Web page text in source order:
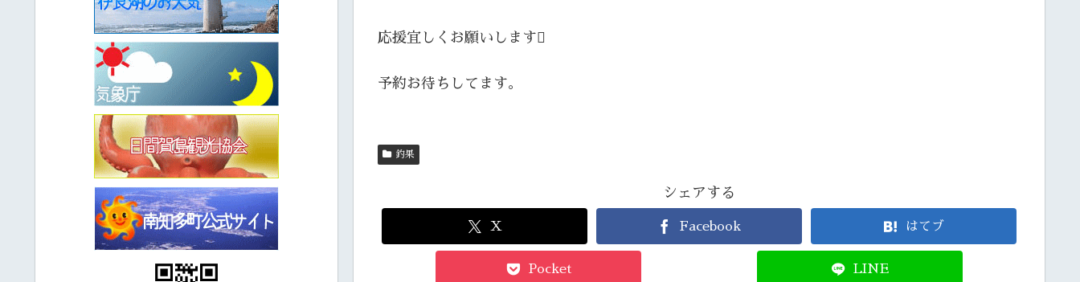
応援宜しくお願いします
予約お待ちしてます。
釣果
シェアする
X Facebook はてブ
Pocket LINE